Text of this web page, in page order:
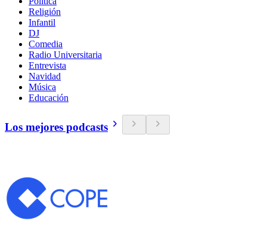
Religión
Infantil
DJ
Comedia
Radio Universitaria
Entrevista
Navidad
Música
Educación
Los mejores podcasts